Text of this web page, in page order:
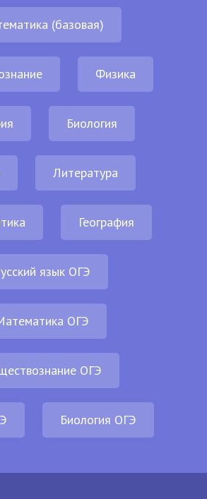
(базовая)
Физика
Биология
Литература
География
язык ОГЭ
ОГЭ
ОГЭ
Биология ОГЭ